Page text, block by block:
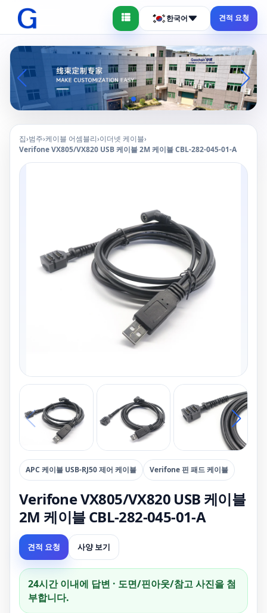
한국어 견적 요청
집›범주›케이블 어셈블리›이더넷 케이블›
Verifone VX805/VX820 USB 케이블 2M 케이블 CBL-282-045-01-A
APC 케이블 USB-RJ50 제어 케이블 Verifone 핀 패드 케이블
Verifone VX805/VX820 USB 케이블
2M 케이블 CBL-282-045-01-A
견적 요청 사양 보기
24시간 이내에 답변 · 도면/핀아웃/참고 사진을 첨
부합니다.